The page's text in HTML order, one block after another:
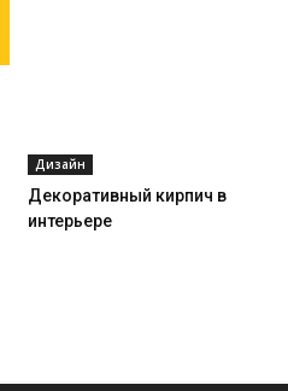
Дизайн
Декоративный кирпич в
интерьере